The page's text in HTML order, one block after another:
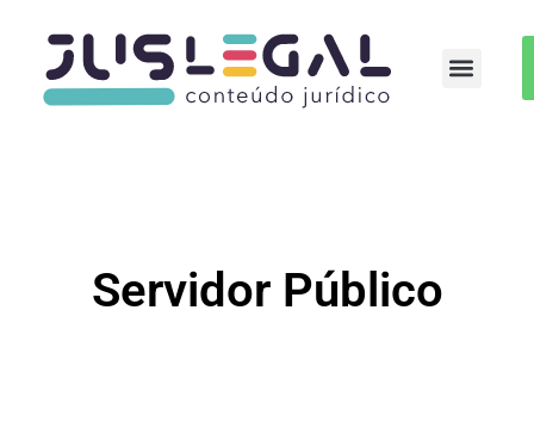
Servidor Público